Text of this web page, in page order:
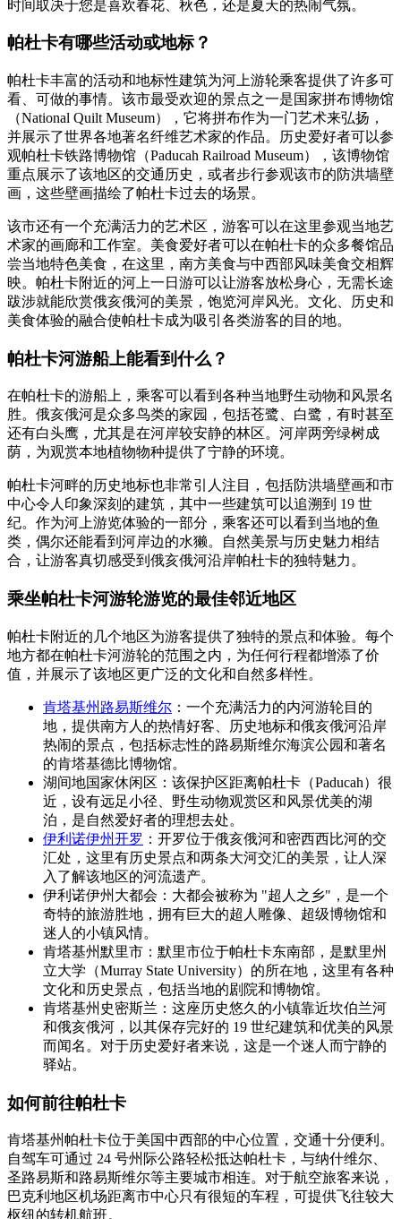
时间取决于您是喜欢春花、秋色，还是夏天的热闹气氛。
帕杜卡有哪些活动或地标？
帕杜卡丰富的活动和地标性建筑为河上游轮乘客提供了许多可
看、可做的事情。该市最受欢迎的景点之一是国家拼布博物馆
（National Quilt Museum），它将拼布作为一门艺术来弘扬，
并展示了世界各地著名纤维艺术家的作品。历史爱好者可以参
观帕杜卡铁路博物馆（Paducah Railroad Museum），该博物馆
重点展示了该地区的交通历史，或者步行参观该市的防洪墙壁
画，这些壁画描绘了帕杜卡过去的场景。
该市还有一个充满活力的艺术区，游客可以在这里参观当地艺
术家的画廊和工作室。美食爱好者可以在帕杜卡的众多餐馆品
尝当地特色美食，在这里，南方美食与中西部风味美食交相辉
映。帕杜卡附近的河上一日游可以让游客放松身心，无需长途
跋涉就能欣赏俄亥俄河的美景，饱览河岸风光。文化、历史和
美食体验的融合使帕杜卡成为吸引各类游客的目的地。
帕杜卡河游船上能看到什么？
在帕杜卡的游船上，乘客可以看到各种当地野生动物和风景名
胜。俄亥俄河是众多鸟类的家园，包括苍鹭、白鹭，有时甚至
还有白头鹰，尤其是在河岸较安静的林区。河岸两旁绿树成
荫，为观赏本地植物物种提供了宁静的环境。
帕杜卡河畔的历史地标也非常引人注目，包括防洪墙壁画和市
中心令人印象深刻的建筑，其中一些建筑可以追溯到 19 世
纪。作为河上游览体验的一部分，乘客还可以看到当地的鱼
类，偶尔还能看到河岸边的水獭。自然美景与历史魅力相结
合，让游客真切感受到俄亥俄河沿岸帕杜卡的独特魅力。
乘坐帕杜卡河游轮游览的最佳邻近地区
帕杜卡附近的几个地区为游客提供了独特的景点和体验。每个
地方都在帕杜卡河游轮的范围之内，为任何行程都增添了价
值，并展示了该地区更广泛的文化和自然多样性。
肯塔基州路易斯维尔 ：一个充满活力的内河游轮目的
地，提供南方人的热情好客、历史地标和俄亥俄河沿岸
热闹的景点，包括标志性的路易斯维尔海滨公园和著名
的肯塔基德比博物馆。
湖间地国家休闲区：该保护区距离帕杜卡（Paducah）很
近，设有远足小径、野生动物观赏区和风景优美的湖
泊，是自然爱好者的理想去处。
伊利诺伊州开罗 ：开罗位于俄亥俄河和密西西比河的交
汇处，这里有历史景点和两条大河交汇的美景，让人深
入了解该地区的河流遗产。
伊利诺伊州大都会：大都会被称为 "超人之乡"，是一个
奇特的旅游胜地，拥有巨大的超人雕像、超级博物馆和
迷人的小镇风情。
肯塔基州默里市：默里市位于帕杜卡东南部，是默里州
立大学（Murray State University）的所在地，这里有各种
文化和历史景点，包括当地的剧院和博物馆。
肯塔基州史密斯兰：这座历史悠久的小镇靠近坎伯兰河
和俄亥俄河，以其保存完好的 19 世纪建筑和优美的风景
而闻名。对于历史爱好者来说，这是一个迷人而宁静的
驿站。
如何前往帕杜卡
肯塔基州帕杜卡位于美国中西部的中心位置，交通十分便利。
自驾车可通过 24 号州际公路轻松抵达帕杜卡，与纳什维尔、
圣路易斯和路易斯维尔等主要城市相连。对于航空旅客来说，
巴克利地区机场距离市中心只有很短的车程，可提供飞往较大
枢纽的转机航班。